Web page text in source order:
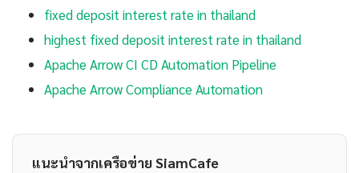
fixed deposit interest rate in thailand
highest fixed deposit interest rate in thailand
Apache Arrow CI CD Automation Pipeline
Apache Arrow Compliance Automation
แนะนำจากเครือข่าย SiamCafe